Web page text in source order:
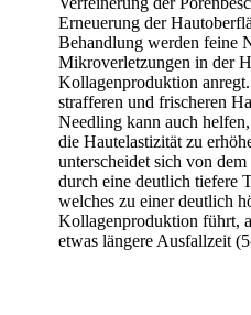
Erneuerung der
Behandlung werden feine
Mikroverletzungen in der
Kollagenproduktion
strafferen und frischeren
Needling kann auch
die Hautelastizität zu
unterscheidet sich von
durch eine deutlich tiefere
welches zu einer deutlich
Kollagenproduktion führt,
etwas längere Ausfallzeit